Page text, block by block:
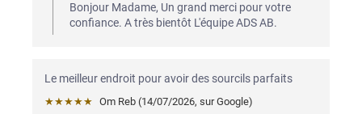
Bonjour Madame, Un grand merci pour votre
confiance. A très bientôt L'équipe ADS AB.
Le meilleur endroit pour avoir des sourcils parfaits
★★★★★ Om Reb (14/07/2026, sur Google)